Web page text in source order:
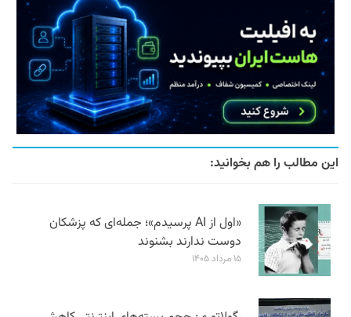
این مطالب را هم بخوانید:
«اول از AI پرسیدم»؛ جمله‌ای که پزشکان
دوست ندارند بشنوند
۱۵ مرداد ۱۴۰۵